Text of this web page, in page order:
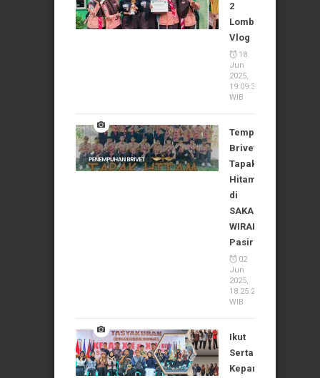
2
Lomba
Vlog
18
Jun
2025,
19:09:37
WIB
Tempuh
Brivet
Tapak
Hitam
di
SAKA
WIRAKARTIKA
Pasirian
02
Jun
2025,
18:25:24
WIB
Ikut
Serta
Kepanitiaan